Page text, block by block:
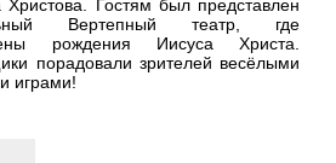
Христова. Гостям был представлен
Вертепный театр, где
рождения Иисуса Христа.
порадовали зрителей весёлыми
играми!